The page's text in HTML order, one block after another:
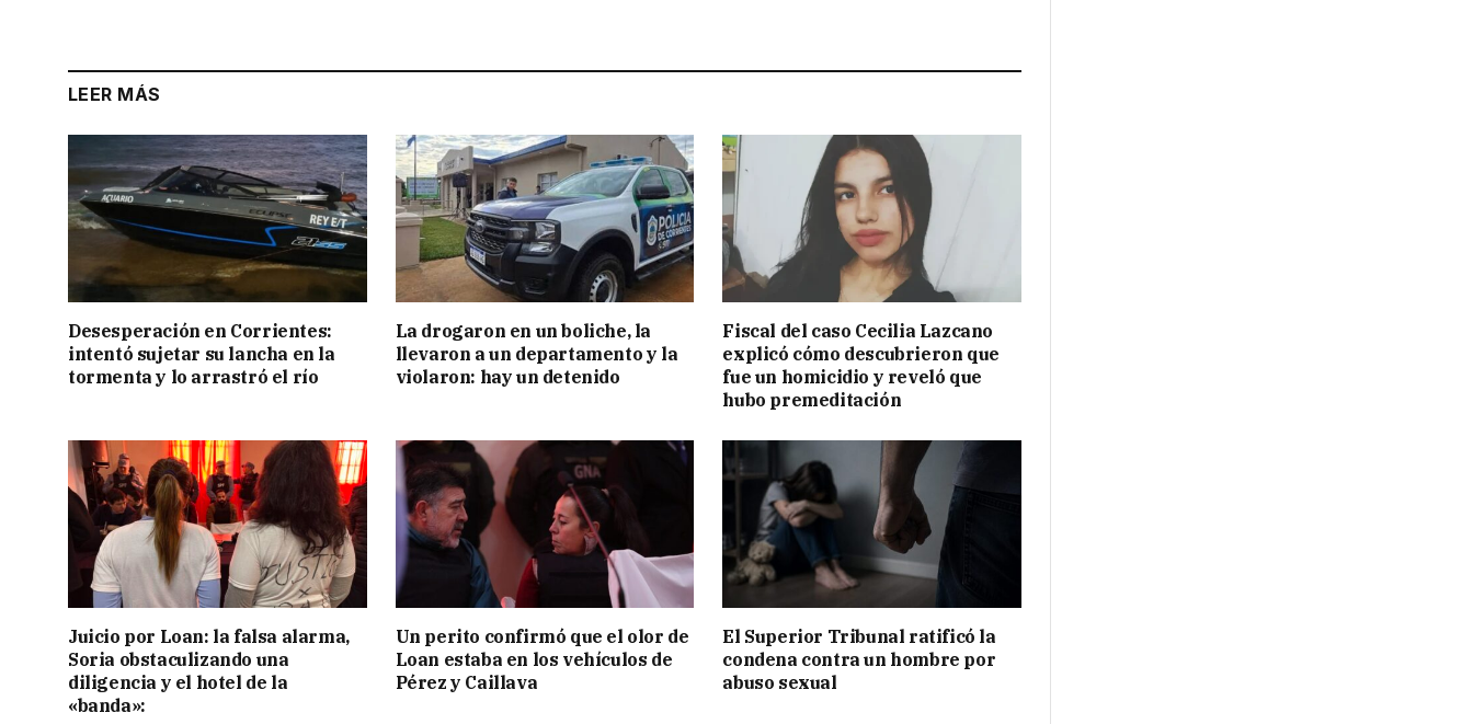
LEER MÁS
Desesperación en Corrientes:
intentó sujetar su lancha en la
tormenta y lo arrastró el río
La drogaron en un boliche, la
llevaron a un departamento y la
violaron: hay un detenido
Fiscal del caso Cecilia Lazcano
explicó cómo descubrieron que
fue un homicidio y reveló que
hubo premeditación
Juicio por Loan: la falsa alarma,
Soria obstaculizando una
diligencia y el hotel de la
«banda»:
Un perito confirmó que el olor de
Loan estaba en los vehículos de
Pérez y Caillava
El Superior Tribunal ratificó la
condena contra un hombre por
abuso sexual